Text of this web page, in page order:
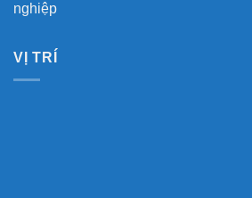
nghiệp
VỊ TRÍ